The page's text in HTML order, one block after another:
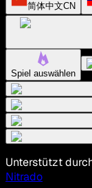
简体中文CN
Spiel auswählen
Unterstützt
Nitrado